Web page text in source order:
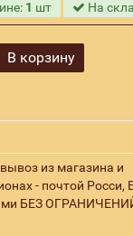
1 шт На
В корзину
из магазина и
- почтой Росси,
БЕЗ